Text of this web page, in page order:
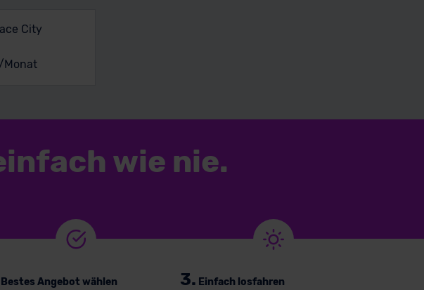
City
/Monat
wie nie.
Bestes Angebot wählen 3. Einfach losfahren